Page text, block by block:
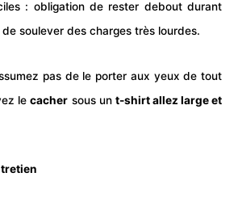
: obligation de rester debout durant
soulever des charges très lourdes.
pas de le porter aux yeux de tout
lecacher sous un t-shirt allez large et